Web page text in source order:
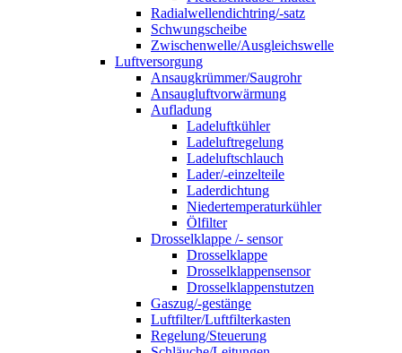
Radialwellendichtring/-satz
Schwungscheibe
Zwischenwelle/Ausgleichswelle
Luftversorgung
Ansaugkrümmer/Saugrohr
Ansaugluftvorwärmung
Aufladung
Ladeluftkühler
Ladeluftregelung
Ladeluftschlauch
Lader/-einzelteile
Laderdichtung
Niedertemperaturkühler
Ölfilter
Drosselklappe /- sensor
Drosselklappe
Drosselklappensensor
Drosselklappenstutzen
Gaszug/-gestänge
Luftfilter/Luftfilterkasten
Regelung/Steuerung